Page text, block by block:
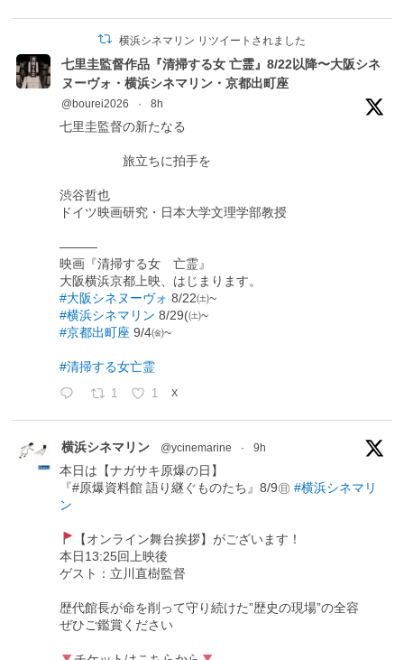
横浜シネマリン リツイートされました
七里圭監督作品『清掃する女 亡霊』8/22以降〜大阪シネ
ヌーヴォ・横浜シネマリン・京都出町座
@bourei2026 · 8h
七里圭監督の新たなる
旅立ちに拍手を
渋谷哲也
ドイツ映画研究・日本大学文理学部教授
―――
映画『清掃する女 亡霊』
大阪横浜京都上映、はじまります。
#大阪シネヌーヴォ 8/22㈯~
#横浜シネマリン 8/29(㈯~
#京都出町座 9/4㈮~
#清掃する女亡霊
1 1 X
横浜シネマリン @ycinemarine · 9h
本日は【ナガサキ原爆の日】
『#原爆資料館 語り継ぐものたち』8/9㊐#横浜シネマリ
ン
【オンライン舞台挨拶】がございます！
本日13:25回上映後
ゲスト：立川直樹監督
歴代館長が命を削って守り続けた”歴史の現場”の全容
ぜひご鑑賞ください